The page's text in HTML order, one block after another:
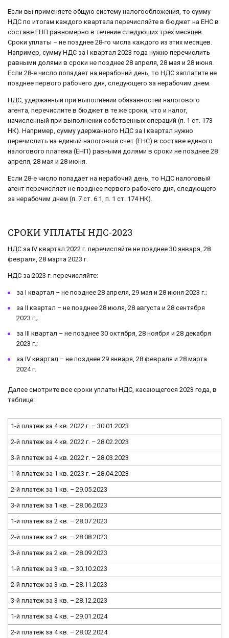
Если вы применяете общую систему налогообложения, то сумму
НДС по итогам каждого квартала перечисляйте в бюджет на ЕНС в
составе ЕНП равномерно в течение следующих трех месяцев.
Сроки уплаты – не позднее 28-го числа каждого из этих месяцев.
Например, сумму НДС за I квартал 2023 года нужно перечислить
равными долями в сроки не позднее 28 апреля, 28 мая и 28 июня.
Если 28-е число попадает на нерабочий день, то НДС заплатите не
позднее первого рабочего дня, следующего за нерабочим днем.
НДС, удержанный при выполнении обязанностей налогового
агента, перечислите в бюджет в те же сроки, что и налог,
начисленный при выполнении собственных операций (п. 1 ст. 173
НК). Например, сумму удержанного НДС за I квартал нужно
перечислить на единый налоговый счет (ЕНС) в составе единого
налогового платежа (ЕНП) равными долями в сроки не позднее 28
апреля, 28 мая и 28 июня.
Если 28-е число попадает на нерабочий день, то НДС налоговый
агент перечисляет не позднее первого рабочего дня, следующего
за нерабочим днем (п. 7 ст. 6.1, п. 1 ст. 174 НК).
СРОКИ УПЛАТЫ НДС-2023
НДС за IV квартал 2022 г. перечисляйте не позднее 30 января, 28
февраля, 28 марта 2023 г.
НДС за 2023 г. перечисляйте:
за I квартал – не позднее 28 апреля, 29 мая и 28 июня 2023 г.;
за II квартал – не позднее 28 июля, 28 августа и 28 сентября
2023 г.;
за III квартал – не позднее 30 октября, 28 ноября и 28 декабря
2023 г.;
за IV квартал – не позднее 29 января, 28 февраля и 28 марта
2024 г.
Далее смотрите все сроки уплаты НДС, касающегося 2023 года, в
таблице:
1-й платеж за 4 кв. 2022 г. – 30.01.2023
2-й платеж за 4 кв. 2022 г. – 28.02.2023
3-й платеж за 4 кв. 2022 г. – 28.03.2023
1-й платеж за 1 кв. 2023 г. – 28.04.2023
2-й платеж за 1 кв. – 29.05.2023
3-й платеж за 1 кв. – 28.06.2023
1-й платеж за 2 кв. – 28.07.2023
2-й платеж за 2 кв. – 28.08.2023
3-й платеж за 2 кв. – 28.09.2023
1-й платеж за 3 кв. – 30.10.2023
2-й платеж за 3 кв. – 28.11.2023
3-й платеж за 3 кв. – 28.12.2023
1-й платеж за 4 кв. – 29.01.2024
2-й платеж за 4 кв. – 28.02.2024